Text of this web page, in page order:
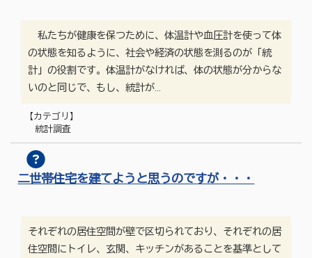
私たちが健康を保つために、体温計や血圧計を使って体
の状態を知るように、社会や経済の状態を測るのが「統
計」の役割です。体温計がなければ、体の状態が分からな
いのと同じで、もし、統計が…
【カテゴリ】
統計調査
二世帯住宅を建てようと思うのですが・・・
それぞれの居住空間が壁で区切られており、それぞれの居
住空間にトイレ、玄関、キッチンがあることを基準として